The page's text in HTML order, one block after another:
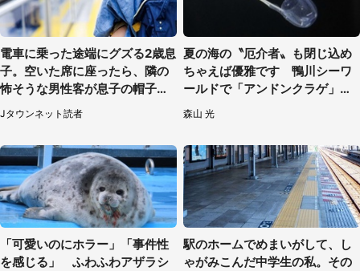
電車に乗った途端にグズる2歳息
子。空いた席に座ったら、隣の
怖そうな男性客が息子の帽子に
手を伸ばし（千葉県・40代女
性）
Jタウンネット読者
夏の海の〝厄介者〟も閉じ込め
ちゃえば優雅です 鴨川シーワ
ールドで「アンドンクラゲ」期
間限定展示【7／29～】
森山 光
「可愛いのにホラー」「事件性
を感じる」 ふわふわアザラシ
駅のホームでめまいがして、し
ゃがみこんだ中学生の私。その